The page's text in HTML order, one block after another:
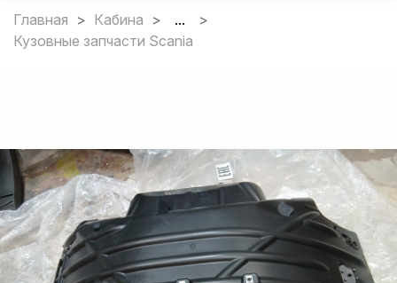
Главная Кабина
...
Кузовные запчасти Scania